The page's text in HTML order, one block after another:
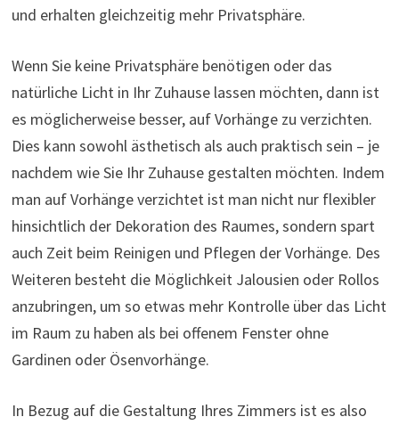
und erhalten gleichzeitig mehr Privatsphäre.
Wenn Sie keine Privatsphäre benötigen oder das
natürliche Licht in Ihr Zuhause lassen möchten, dann ist
es möglicherweise besser, auf Vorhänge zu verzichten.
Dies kann sowohl ästhetisch als auch praktisch sein – je
nachdem wie Sie Ihr Zuhause gestalten möchten. Indem
man auf Vorhänge verzichtet ist man nicht nur flexibler
hinsichtlich der Dekoration des Raumes, sondern spart
auch Zeit beim Reinigen und Pflegen der Vorhänge. Des
Weiteren besteht die Möglichkeit Jalousien oder Rollos
anzubringen, um so etwas mehr Kontrolle über das Licht
im Raum zu haben als bei offenem Fenster ohne
Gardinen oder Ösenvorhänge.
In Bezug auf die Gestaltung Ihres Zimmers ist es also